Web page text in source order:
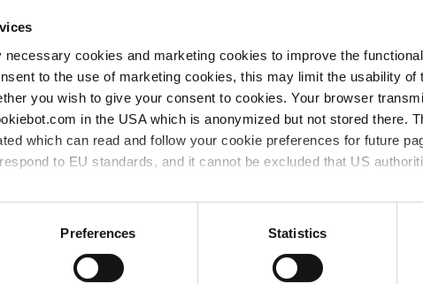
cookies and marketing cookies to improve the
to the use of marketing cookies, this may limit the usability of
you wish to give your consent to cookies. Your browser
in the USA which is anonymized but not stored there.
which can read and follow your cookie preferences for future
to EU standards, and it cannot be excluded that US
and the use of your personal data please visit our data privacy
Preferences Statistics
VACUU-PURE
Kit groupe de pompage (sans pompe)
Pour VACUU·PURE®